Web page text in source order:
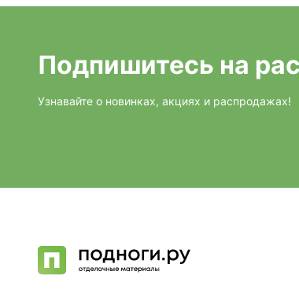
Подпишитесь на
Узнавайте о новинках, акциях и распродажах!